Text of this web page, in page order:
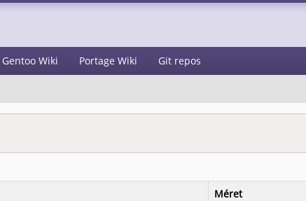
Gentoo Wiki Portage Wiki Git repos
Méret